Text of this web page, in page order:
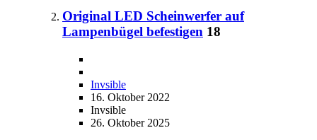
Original LED Scheinwerfer auf
Lampenbügel befestigen 18
Invsible
16. Oktober 2022
Invsible
26. Oktober 2025